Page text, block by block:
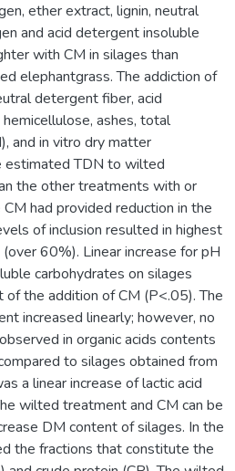
ether extract, lignin, neutral
and acid detergent insoluble
with CM in silages than
elephantgrass. The addiction of
detergent fiber, acid
ashes, total
and in vitro dry matter
estimated TDN to wilted
the other treatments with or
had provided reduction in the
of inclusion resulted in highest
60%). Linear increase for pH
carbohydrates on silages
the addition of CM (P<.05). The
increased linearly; however, no
in organic acids contents
to silages obtained from
a linear increase of lactic acid
wilted treatment and CM can be
DM content of silages. In the
the fractions that constitute the